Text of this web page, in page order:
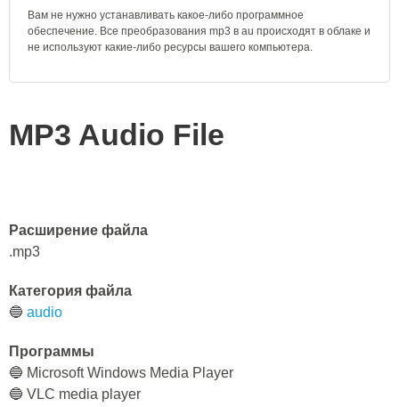
Вам не нужно устанавливать какое-либо программное
обеспечение. Все преобразования mp3 в au происходят в облаке и
не используют какие-либо ресурсы вашего компьютера.
MP3 Audio File
Расширение файла
.mp3
Категория файла
🔵 audio
Программы
🔵 Microsoft Windows Media Player
🔵 VLC media player